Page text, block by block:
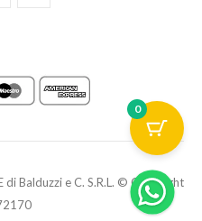
di Balduzzi e C. S.R.L. © Copyright
0